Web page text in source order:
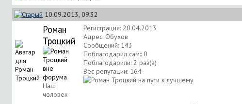
10.09.2013, 09:32
Роман
Троцкий
Наш
человек
Регистрация: 20.04.2013
Адрес: Обухов
Сообщений: 143
Поблагодарил сам:: 0
Поблагодарили: 2 раз(а)
Вес репутации: 164